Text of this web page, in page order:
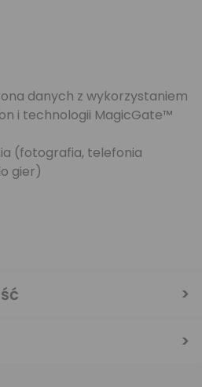
danych z wykorzystaniem
i technologii MagicGate™
(fotografia, telefonia
gier)